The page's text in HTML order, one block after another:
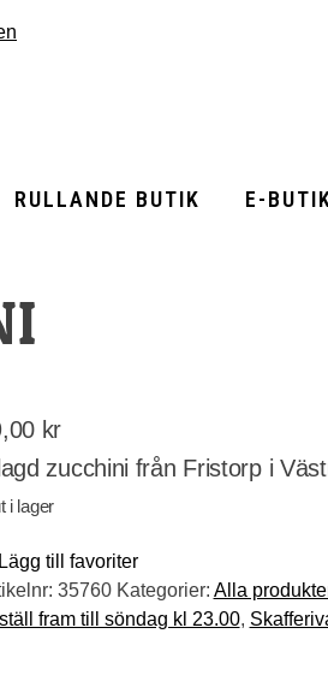
RULLANDE BUTIK E-
kr
zucchini från Fristorp i
i lager
Lägg till favoriter
35760 Kategorier: Alla
fram till söndag kl 23.00,